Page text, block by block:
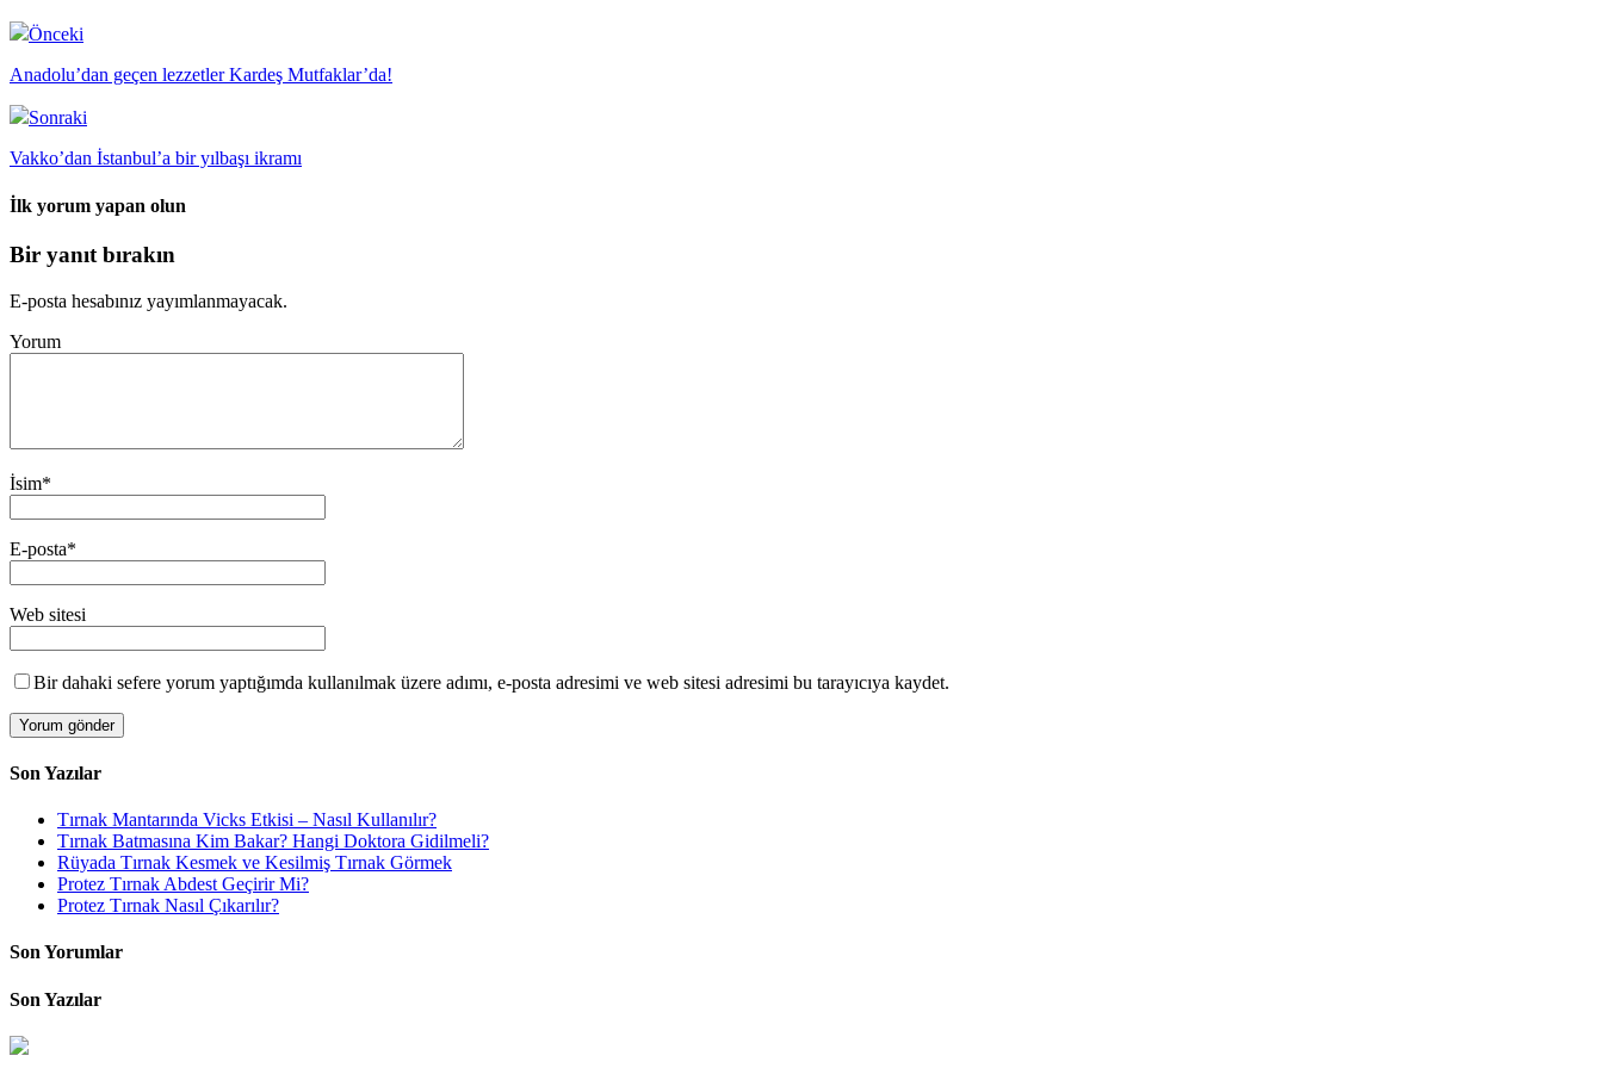
Önceki
Anadolu’dan geçen lezzetler Kardeş Mutfaklar’da!
Sonraki
Vakko’dan İstanbul’a bir yılbaşı ikramı
İlk yorum yapan olun
Bir yanıt bırakın
E-posta hesabınız yayımlanmayacak.
Yorum
İsim*
E-posta*
Web sitesi
Bir dahaki sefere yorum yaptığımda kullanılmak üzere adımı, e-posta adresimi ve web sitesi adresimi bu tarayıcıya kaydet.
Son Yazılar
Tırnak Mantarında Vicks Etkisi – Nasıl Kullanılır?
Tırnak Batmasına Kim Bakar? Hangi Doktora Gidilmeli?
Rüyada Tırnak Kesmek ve Kesilmiş Tırnak Görmek
Protez Tırnak Abdest Geçirir Mi?
Protez Tırnak Nasıl Çıkarılır?
Son Yorumlar
Son Yazılar